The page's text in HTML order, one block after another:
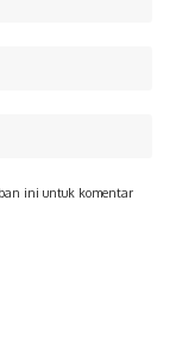
ini untuk komentar